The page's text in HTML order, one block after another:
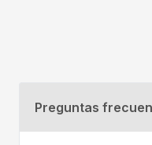
Preguntas